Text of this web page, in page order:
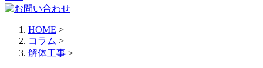
HOME >
コラム >
解体工事 >